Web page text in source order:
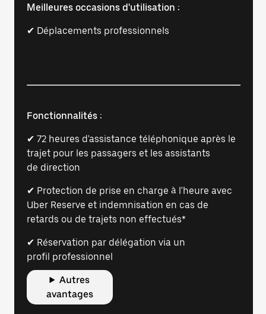
Meilleures occasions d'utilisation :
✔ Déplacements professionnels
Fonctionnalités :
✔ 72 heures d'assistance téléphonique après le
trajet pour les passagers et les assistants
de direction
✔ Protection de prise en charge à l'heure avec
Uber Reserve et indemnisation en cas de
retards ou de trajets non effectués*
✔ Réservation par délégation via un
profil professionnel
Autres
avantages